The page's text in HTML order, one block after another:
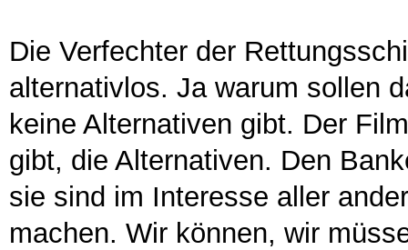
Die Verfechter der
alternativlos. Ja warum sollen
keine Alternativen gibt. Der
gibt, die Alternativen. Den
sie sind im Interesse aller
machen. Wir können, wir